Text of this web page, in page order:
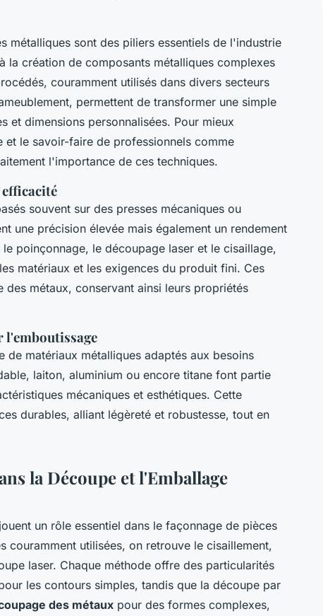
métalliques sont des piliers essentiels de l'industrie
la création de composants métalliques complexes
couramment utilisés dans divers secteurs
permettent de transformer une simple
et dimensions personnalisées. Pour mieux
le savoir-faire de professionnels comme
l'importance de ces techniques.
efficacité
souvent sur des presses mécaniques ou
une précision élevée mais également un rendement
poinçonnage, le découpage laser et le cisaillage,
matériaux et les exigences du produit fini. Ces
métaux, conservant ainsi leurs propriétés
l'emboutissage
de matériaux métalliques adaptés aux besoins
laiton, aluminium ou encore titane font partie
mécaniques et esthétiques. Cette
durables, alliant légèreté et robustesse, tout en
la Découpe et l'Emballage
jouent un rôle essentiel dans le façonnage de pièces
couramment utilisées, on retrouve le cisaillement,
laser. Chaque méthode offre des particularités
les contours simples, tandis que la découpe par
des métaux pour des formes complexes,